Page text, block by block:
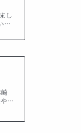
し
…
や…